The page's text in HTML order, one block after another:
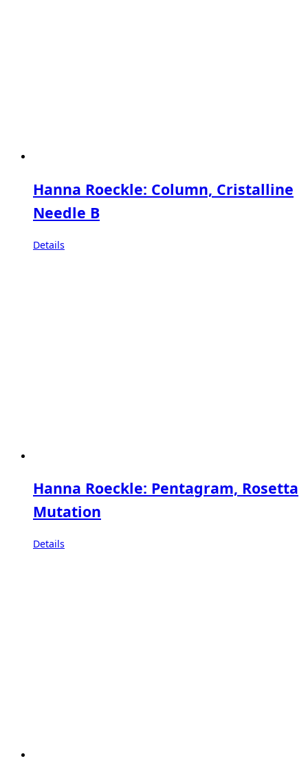
Hanna Roeckle: Column, Cristalline
Needle B
Details
Hanna Roeckle: Pentagram, Rosetta
Mutation
Details